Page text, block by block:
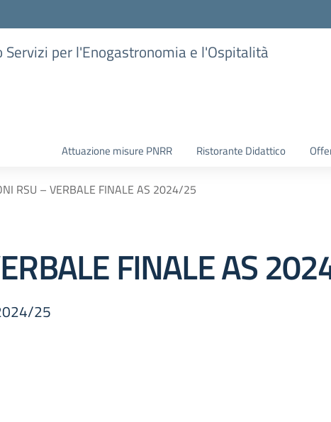
per l'Enogastronomia e l'Ospitalità
Attuazione misure PNRR Ristorante Didattico
RSU – VERBALE FINALE AS 2024/25
FINALE AS
25